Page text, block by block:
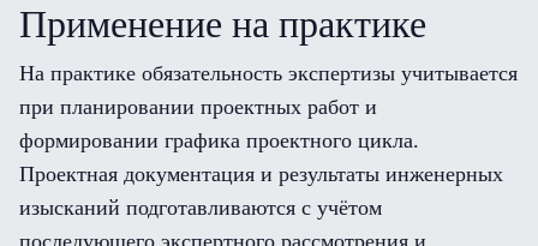
Применение на практике
На практике обязательность экспертизы учитывается
при планировании проектных работ и
формировании графика проектного цикла.
Проектная документация и результаты инженерных
изысканий подготавливаются с учётом
последующего экспертного рассмотрения и